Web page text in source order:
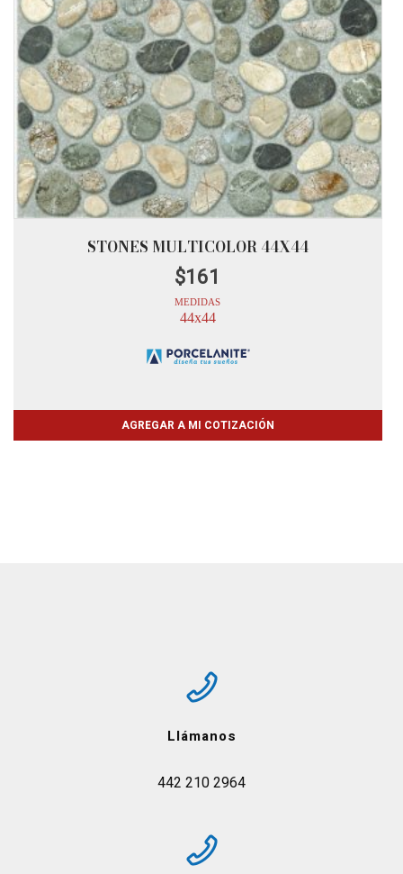
STONES MULTICOLOR 44X44
$161
MEDIDAS
44x44
AGREGAR A MI COTIZACIÓN
Llámanos
442 210 2964